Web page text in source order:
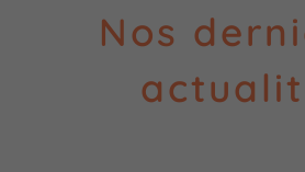
Nos